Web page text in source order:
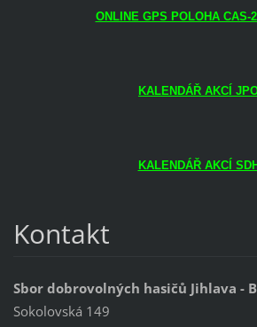
ONLINE GPS POLOHA CAS-
KALENDÁŘ AKCÍ
KALENDÁŘ AKCÍ SDH
Kontakt
Sbor dobrovolných hasičů Jihlava -
Sokolovská 149